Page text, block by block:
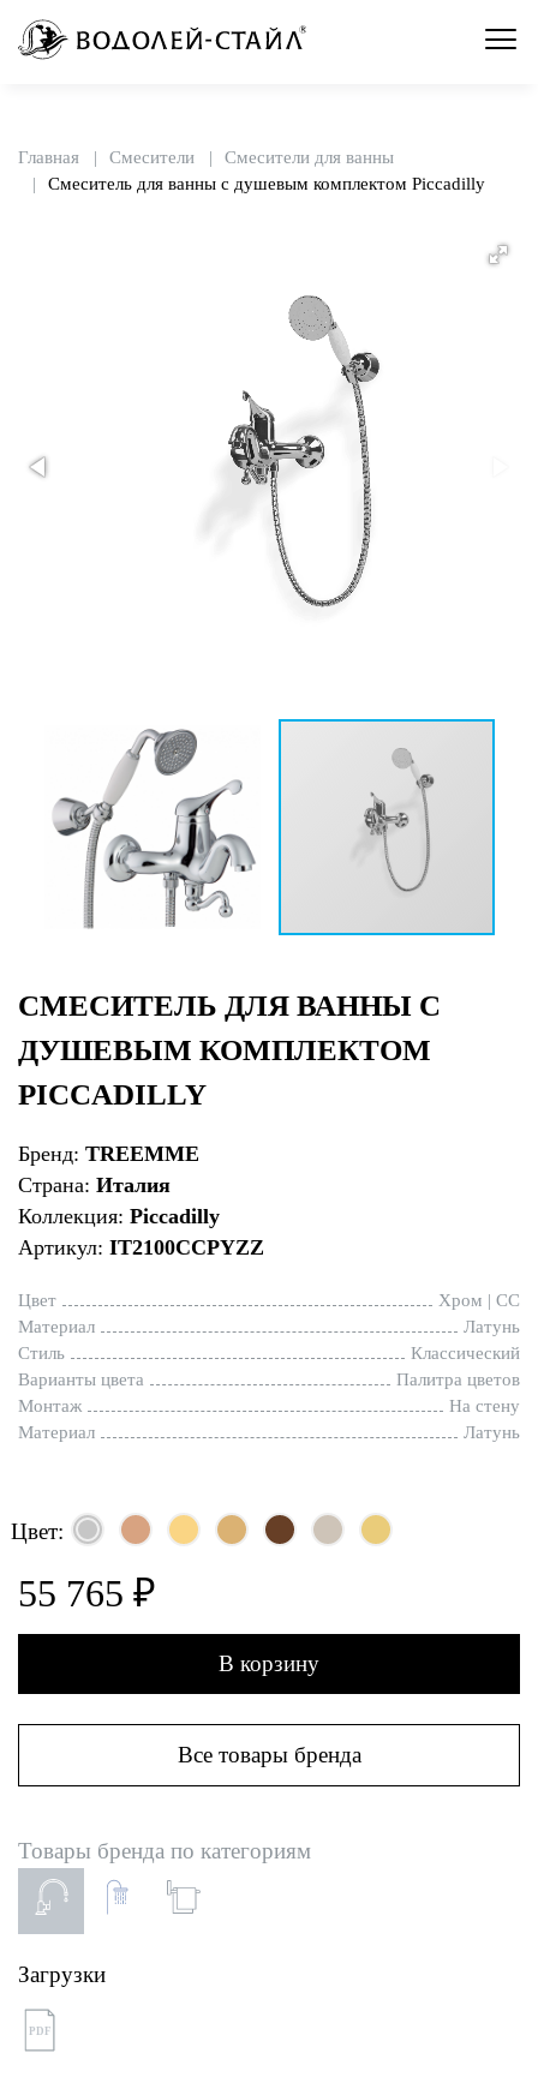
Главная Смесители
Смесители для ванны
Смеситель для ванны с душевым комплектом Piccadilly
СМЕСИТЕЛЬ ДЛЯ ВАННЫ С
ДУШЕВЫМ КОМПЛЕКТОМ
PICCADILLY
Бренд: TREEMME
Страна: Италия
Коллекция: Piccadilly
Артикул: IT2100CCPYZZ
Цвет
Хром | CC
Материал
Латунь
Стиль
Классический
Варианты цвета
Палитра цветов
Монтаж
На стену
Материал
Латунь
Цвет:
55 765 ₽
В корзину
Все товары бренда
Товары бренда по категориям
Загрузки
PDF